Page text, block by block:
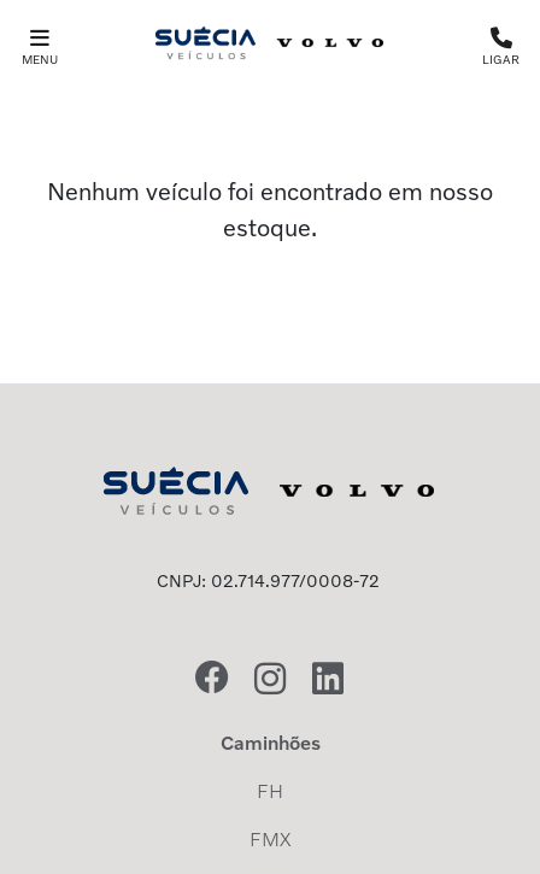
MENU LIGAR
Nenhum veículo foi encontrado em nosso
estoque.
CNPJ: 02.714.977/0008-72
Caminhões
FH
FMX